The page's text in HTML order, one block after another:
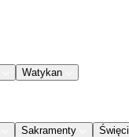
Watykan
Sakramenty Święci